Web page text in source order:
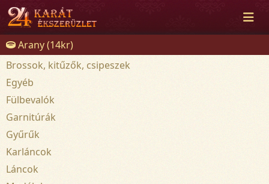
Arany (14kr)
Brossok, kitűzők, csipeszek
Egyéb
Fülbevalók
Garnitúrák
Gyűrűk
Karláncok
Láncok